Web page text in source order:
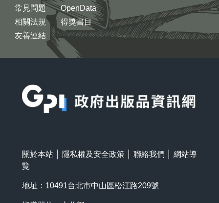
常見問題
相關法規
友善連結
OpenData
得獎書目
關於本站 隱私權及安全政策 聯絡我們
網站導
覽
地址：10491台北市中山區松江路209號